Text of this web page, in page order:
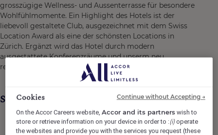
grosszügige Wellness- und Aussenterrasse für besondere
Wohlfühlmomente. Ein Highlight des Hotels ist der
liebevoll gestaltete Club, ausgezeichnet mit dem Swiss
Location Award als eine der schönsten Locations in
Zürich. Ergänzt wird das Hotel durch modern
ausgestattete Konferenzräume und unserm neu
renoviertem DELI Restaurant und der renovierten Bar.
Stellenbeschreibung
Cookies
On the Accor Careers website,Accor and its partners wish to
store or retrieve information on your device in order to :(i)operate
the websites and provide you with the services you request (these
Continue without Accepting →